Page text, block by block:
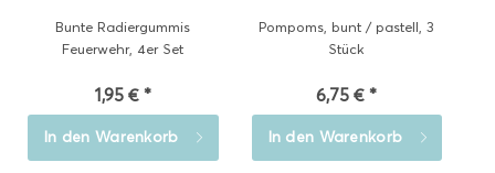
Bunte Radiergummis
Feuerwehr, 4er Set
1,95 € *
In den Warenkorb
Pompoms, bunt / pastell, 3
Stück
6,75 € *
In den Warenkorb